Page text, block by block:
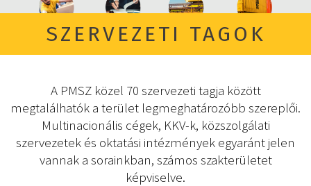
SZERVEZETI TAGOK
A PMSZ közel 70 szervezeti tagja között
megtalálhatók a terület legmeghatározóbb szereplői.
Multinacionális cégek, KKV-k, közszolgálati
szervezetek és oktatási intézmények egyaránt jelen
vannak a sorainkban, számos szakterületet
képviselve.